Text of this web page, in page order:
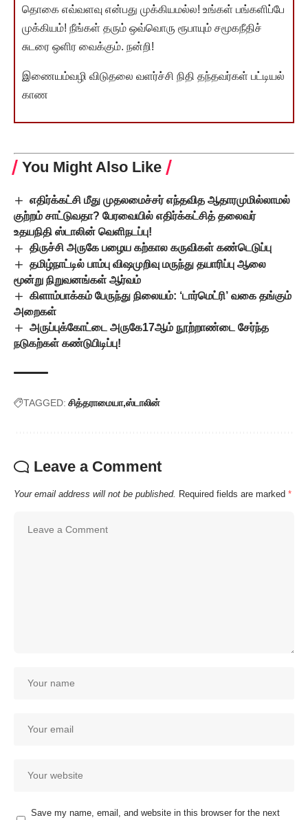
தொகை எவ்வளவு என்பது முக்கியமல்ல! உங்கள் பங்களிப்பே
முக்கியம்! நீங்கள் தரும் ஒவ்வொரு ரூபாயும் சமூகநீதிச்
சுடரை ஒளிர வைக்கும். நன்றி!
இணையம்வழி விடுதலை வளர்ச்சி நிதி தந்தவர்கள் பட்டியல்
காண
You Might Also Like
எதிர்க்கட்சி மீது முதலமைச்சர் எந்தவித ஆதாரமுமில்லாமல்
குற்றம் சாட்டுவதா? பேரவையில் எதிர்க்கட்சித் தலைவர்
உதயநிதி ஸ்டாலின் வெளிநடப்பு!
திருச்சி அருகே பழைய கற்கால கருவிகள் கண்டெடுப்பு
தமிழ்நாட்டில் பாம்பு விஷமுறிவு மருந்து தயாரிப்பு ஆலை
மூன்று நிறுவனங்கள் ஆர்வம்
கிளாம்பாக்கம் பேருந்து நிலையம்: ‘டார்மெட்ரி’ வகை தங்கும்
அறைகள்
அருப்புக்கோட்டை அருகே17ஆம் நூற்றாண்டை சேர்ந்த
நடுகற்கள் கண்டுபிடிப்பு!
TAGGED: சித்தராமையா ஸ்டாலின்
Leave a Comment
Your email address will not be published. Required fields are marked *
Save my name, email, and website in this browser for the next